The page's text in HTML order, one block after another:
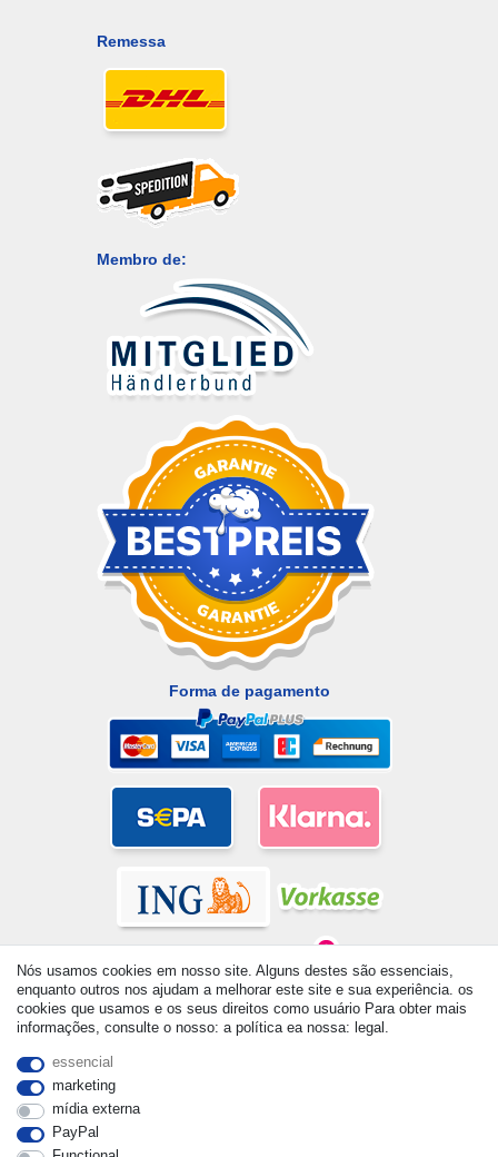
Remessa
Membro de:
Forma de pagamento
© Copyright 2026 | Todos os direitos reservados. - All rights
| * Applies to deliveries to the UK!
Nós usamos cookies em nosso site. Alguns destes são essenciais,
enquanto outros nos ajudam a melhorar este site e sua experiência. os
cookies que usamos e os seus direitos como usuário Para obter mais
informações, consulte o nosso: a política ea nossa: legal.
essencial
marketing
mídia externa
PayPal